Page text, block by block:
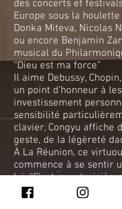
des concerts et
Europe sous la
Donka Miteva, Nicolas
ou encore Benjamin
musical du
“Dieu est ma force”
Il aime Debussy,
un point d’honneur à
investissement
sensibilité
clavier, Congyu affiche
geste, de la légèreté
À La Réunion, ce
commence à se sentir
lui. “C’est mon
début de l’année. Je
pour revoir ma fiancée.